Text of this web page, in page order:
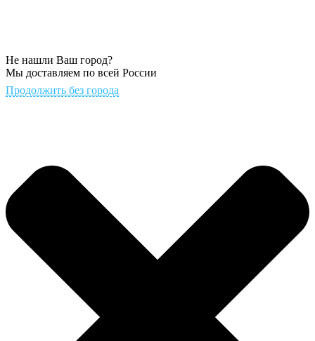
Не нашли Ваш город?
Мы доставляем по всей России
Продолжить без города